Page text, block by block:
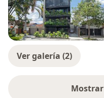
Ver galería (2)